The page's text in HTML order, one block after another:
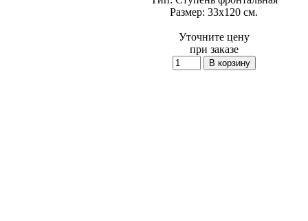
Размер: 33x120 см.
Уточните цену
при заказе